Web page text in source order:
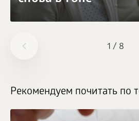
1 / 8
Рекомендуем почитать по